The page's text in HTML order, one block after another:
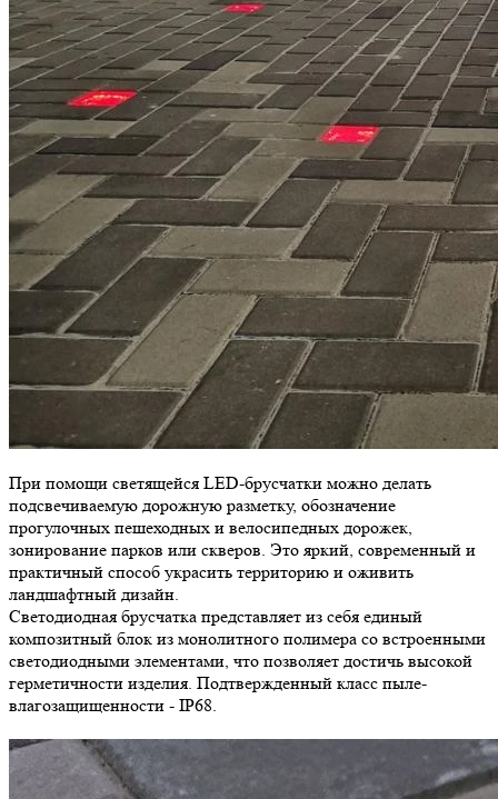
При помощи светящейся LED-брусчатки можно делать
подсвечиваемую дорожную разметку, обозначение
прогулочных пешеходных и велосипедных дорожек,
зонирование парков или скверов. Это яркий, современный и
практичный способ украсить территорию и оживить
ландшафтный дизайн.
Светодиодная брусчатка представляет из себя единый
композитный блок из монолитного полимера со встроенными
светодиодными элементами, что позволяет достичь высокой
герметичности изделия. Подтвержденный класс пыле-
влагозащищенности - IP68.